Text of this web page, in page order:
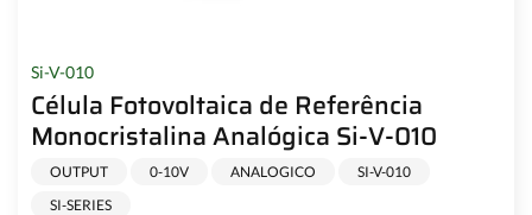
Si-V-010
Célula Fotovoltaica de Referência
Monocristalina Analógica Si-V-010
OUTPUT 0-10V ANALOGICO
SI-V-010
SI-SERIES